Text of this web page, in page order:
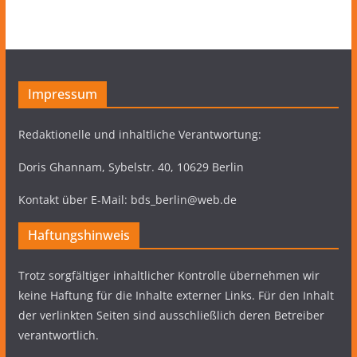
Impressum
Redaktionelle und inhaltliche Verantwortung:
Doris Ghannam, Sybelstr. 40, 10629 Berlin
Kontakt über E-Mail: bds_berlin@web.de
Haftungshinweis
Trotz sorgfältiger inhaltlicher Kontrolle übernehmen wir
keine Haftung für die Inhalte externer Links. Für den Inhalt
der verlinkten Seiten sind ausschließlich deren Betreiber
verantwortlich.